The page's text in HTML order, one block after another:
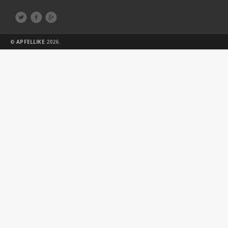
  
©APFELLIKE 2026.